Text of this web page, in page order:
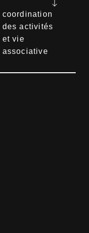
coordination
des activités
et vie
associative